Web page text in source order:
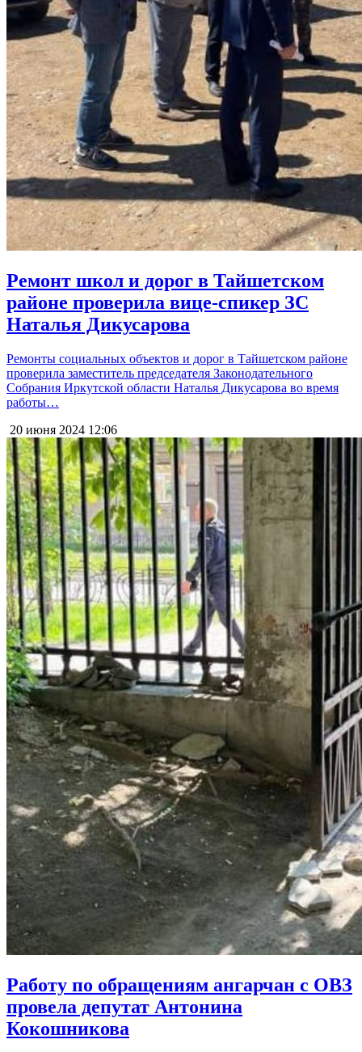
Ремонт школ и дорог в Тайшетском
районе проверила вице-спикер ЗС
Наталья Дикусарова
Ремонты социальных объектов и дорог в Тайшетском районе
проверила заместитель председателя Законодательного
Собрания Иркутской области Наталья Дикусарова во время
работы…
20 июня 2024 12:06
Работу по обращениям ангарчан с ОВЗ
провела депутат Антонина
Кокошникова